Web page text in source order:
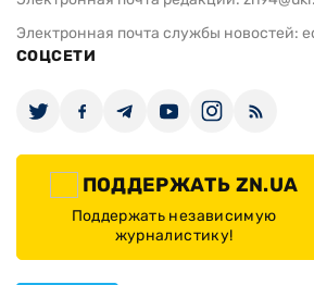
Электронная почта службы новостей:
СОЦСЕТИ
ПОДДЕРЖАТЬ ZN.UA
Поддержать независимую
журналистику!